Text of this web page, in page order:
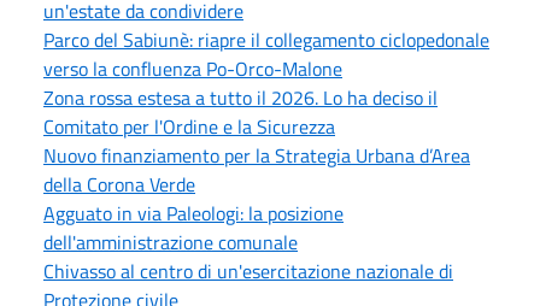
un'estate da condividere
Parco del Sabiunè: riapre il collegamento ciclopedonale
verso la confluenza Po-Orco-Malone
Zona rossa estesa a tutto il 2026. Lo ha deciso il
Comitato per l'Ordine e la Sicurezza
Nuovo finanziamento per la Strategia Urbana d’Area
della Corona Verde
Agguato in via Paleologi: la posizione
dell'amministrazione comunale
Chivasso al centro di un'esercitazione nazionale di
Protezione civile